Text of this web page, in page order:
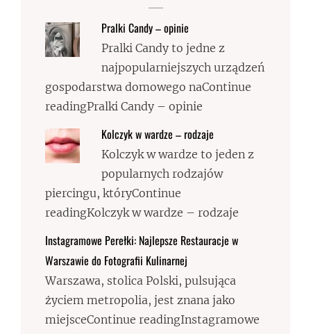
Pralki Candy – opinie
Pralki Candy to jedne z
najpopularniejszych urządzeń
gospodarstwa domowego naContinue
readingPralki Candy – opinie
Kolczyk w wardze – rodzaje
Kolczyk w wardze to jeden z
popularnych rodzajów
piercingu, któryContinue
readingKolczyk w wardze – rodzaje
Instagramowe Perełki: Najlepsze Restauracje w
Warszawie do Fotografii Kulinarnej
Warszawa, stolica Polski, pulsująca
życiem metropolia, jest znana jako
miejsceContinue readingInstagramowe